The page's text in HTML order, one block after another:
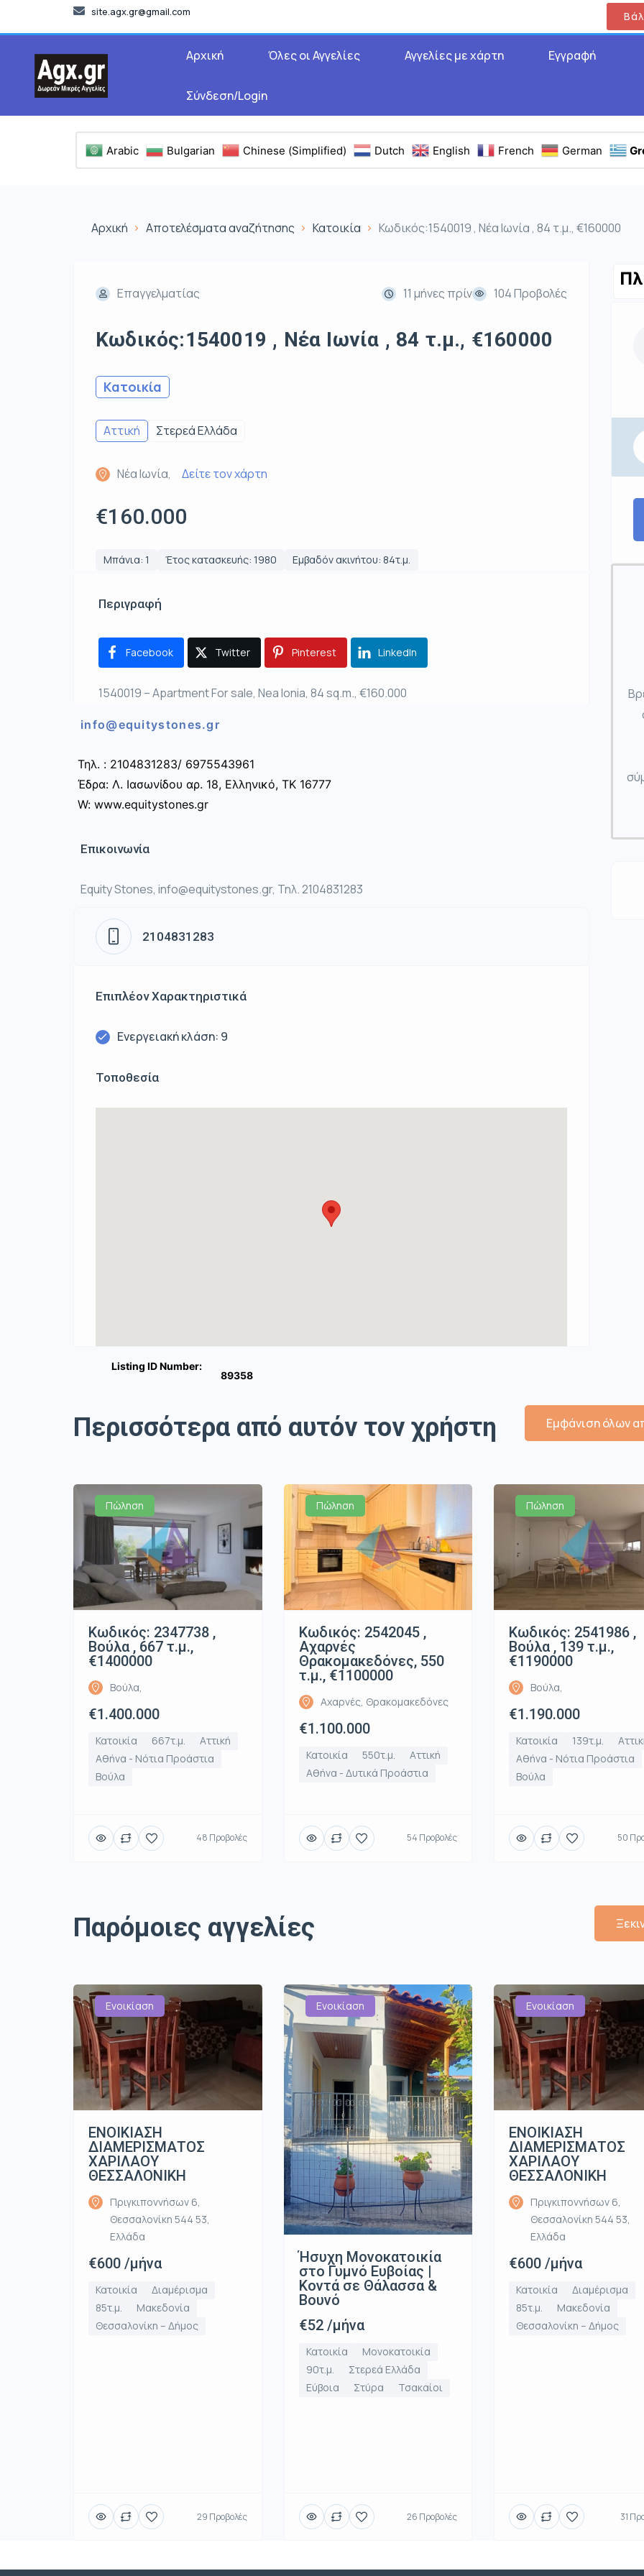
site.agx.gr@gmail.com
Αρχική Όλες οι Αγγελίες Αγγελίες με χάρτη Εγγραφή
Σύνδεση/Login
Arabic Bulgarian Chinese (Simplified) Dutch English French German
Αρχική Αποτελέσματα αναζήτησης Κατοικία Κωδικός:1540019 , Νέα Ιωνία , 84 τ.μ., €160000
Επαγγελματίας 11 μήνες πρίν 104 Προβολές
Κωδικός:1540019 , Νέα Ιωνία , 84 τ.μ., €160000
Κατοικία
Αττική Στερεά Ελλάδα
Νέα Ιωνία, Δείτε τον χάρτη
€160.000
Μπάνια: 1 Έτος κατασκευής: 1980 Εμβαδόν ακινήτου: 84τ.μ.
Περιγραφή
Facebook Twitter Pinterest LinkedIn
1540019 – Apartment For sale, Nea Ionia, 84 sq.m., €160.000
info@equitystones.gr
Τηλ. : 2104831283/ 6975543961
Έδρα: Λ. Ιασωνίδου αρ. 18, Ελληνικό, ΤΚ 16777
W: www.equitystones.gr
Επικοινωνία
Equity Stones, info@equitystones.gr, Τηλ. 2104831283
2104831283
Επιπλέον Χαρακτηριστικά
Ενεργειακή κλάση: 9
Τοποθεσία
Listing ID Number:
89358
Περισσότερα από αυτόν τον χρήστη Εμφάνιση όλων
Πώληση
Κωδικός: 2347738 ,
Βούλα , 667 τ.μ.,
€1400000
Βούλα,
€1.400.000
Κατοικία 667τ.μ.
Αττική
Αθήνα - Νότια Προάστια
Βούλα
48 Προβολές
Πώληση
Κωδικός: 2542045 ,
Αχαρνές
Θρακομακεδόνες, 550
τ.μ., €1100000
Αχαρνές, Θρακομακεδόνες
€1.100.000
Κατοικία 550τ.μ.
Αττική
Αθήνα - Δυτικά Προάστια
54 Προβολές
Πώληση
Κωδικός: 2541986 ,
Βούλα , 139 τ.μ.,
€1190000
Βούλα,
€1.190.000
Κατοικία 139τ.μ.
Αθήνα - Νότια Προάστια
Βούλα
50
Παρόμοιες αγγελίες
Ενοικίαση
ΕΝΟΙΚΙΑΣΗ
ΔΙΑΜΕΡΙΣΜΑΤΟΣ
ΧΑΡΙΛΑΟΥ
ΘΕΣΣΑΛΟΝΙΚΗ
Πριγκιποννήσων 6,
Θεσσαλονίκη 544 53,
Ελλάδα
€600 /μήνα
Κατοικία
Διαμέρισμα
85τ.μ.
Μακεδονία
Θεσσαλονίκη – Δήμος
29 Προβολές
Ενοικίαση
Ήσυχη Μονοκατοικία
στο Γυμνό Ευβοίας |
Κοντά σε Θάλασσα &
Βουνό
€52 /μήνα
Κατοικία
Μονοκατοικία
90τ.μ.
Στερεά Ελλάδα
Εύβοια
Στύρα Τσακαίοι
26 Προβολές
Ενοικίαση
ΕΝΟΙΚΙΑΣΗ
ΔΙΑΜΕΡΙΣΜΑΤΟΣ
ΧΑΡΙΛΑΟΥ
ΘΕΣΣΑΛΟΝΙΚΗ
Πριγκιποννήσων 6,
Θεσσαλονίκη 544 53,
Ελλάδα
€600 /μήνα
Κατοικία
Διαμέρισμα
85τ.μ.
Μακεδονία
Θεσσαλονίκη – Δήμος
31